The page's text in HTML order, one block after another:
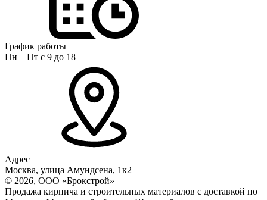
График работы
Пн – Пт с 9 до 18
Адрес
Москва, улица Амундсена, 1к2
© 2026, ООО «Брокстрой»
Продажа кирпича и строительных материалов с доставкой по